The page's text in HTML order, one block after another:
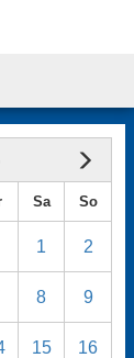
Sa So
1 2
8 9
15 16